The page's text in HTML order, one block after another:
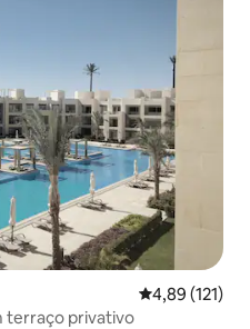
Classificação
4,89 (121)
terraço privativo